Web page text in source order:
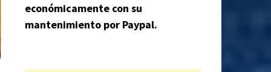
económicamente con su
mantenimiento por Paypal.